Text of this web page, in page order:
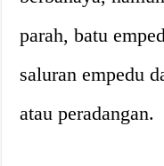
parah, batu
saluran empedu
atau peradangan.